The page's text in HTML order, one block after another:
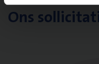
Ons